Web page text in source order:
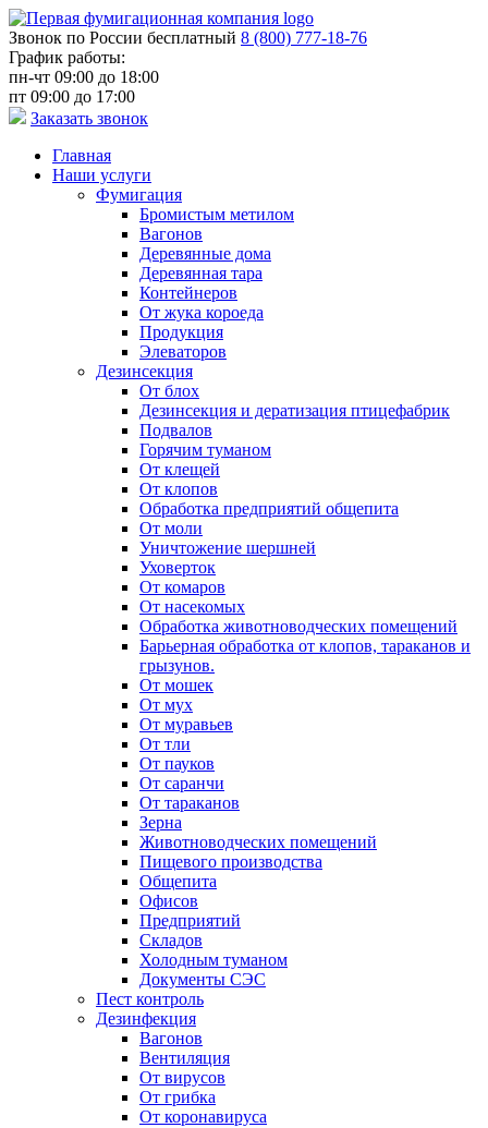
Звонок по России бесплатный 8 (800) 777-18-76
График работы:
пн-чт 09:00 до 18:00
пт 09:00 до 17:00
Заказать звонок
Главная
Наши услуги
Фумигация
Бромистым метилом
Вагонов
Деревянные дома
Деревянная тара
Контейнеров
От жука короеда
Продукция
Элеваторов
Дезинсекция
От блох
Дезинсекция и дератизация птицефабрик
Подвалов
Горячим туманом
От клещей
От клопов
Обработка предприятий общепита
От моли
Уничтожение шершней
Уховерток
От комаров
От насекомых
Обработка животноводческих помещений
Барьерная обработка от клопов, тараканов и
грызунов.
От мошек
От мух
От муравьев
От тли
От пауков
От саранчи
От тараканов
Зерна
Животноводческих помещений
Пищевого производства
Общепита
Офисов
Предприятий
Складов
Холодным туманом
Документы СЭС
Пест контроль
Дезинфекция
Вагонов
Вентиляция
От вирусов
От грибка
От коронавируса